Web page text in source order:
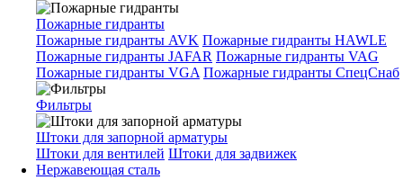
Пожарные гидранты
Пожарные гидранты AVK Пожарные гидранты HAWLE
Пожарные гидранты JAFAR Пожарные гидранты VAG
Пожарные гидранты VGA Пожарные гидранты СпецСнаб
Фильтры
Штоки для запорной арматуры
Штоки для вентилей Штоки для задвижек
Нержавеющая сталь